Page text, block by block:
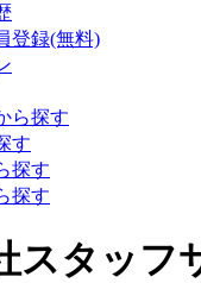
登録(無料)
ら探す
す
探す
探す
スタッフ